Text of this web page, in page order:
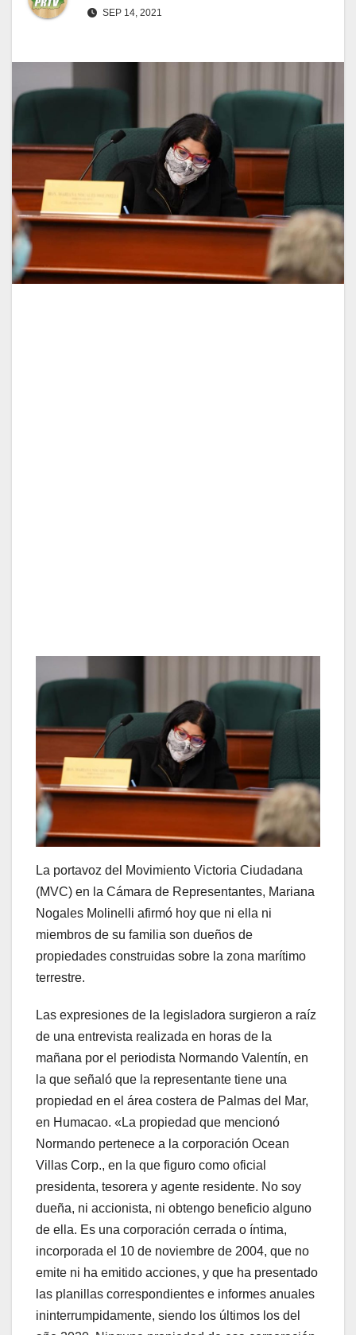
SEP 14, 2021
La portavoz del Movimiento Victoria Ciudadana
(MVC) en la Cámara de Representantes, Mariana
Nogales Molinelli afirmó hoy que ni ella ni
miembros de su familia son dueños de
propiedades construidas sobre la zona marítimo
terrestre.
Las expresiones de la legisladora surgieron a raíz
de una entrevista realizada en horas de la
mañana por el periodista Normando Valentín, en
la que señaló que la representante tiene una
propiedad en el área costera de Palmas del Mar,
en Humacao. «La propiedad que mencionó
Normando pertenece a la corporación Ocean
Villas Corp., en la que figuro como oficial
presidenta, tesorera y agente residente. No soy
dueña, ni accionista, ni obtengo beneficio alguno
de ella. Es una corporación cerrada o íntima,
incorporada el 10 de noviembre de 2004, que no
emite ni ha emitido acciones, y que ha presentado
las planillas correspondientes e informes anuales
ininterrumpidamente, siendo los últimos los del